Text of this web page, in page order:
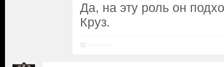
Да, на эту роль он
Круз.